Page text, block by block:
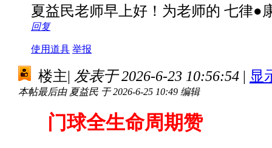
夏益民老师早上好！为老师的 七律
回复
使用道具 举报
楼主| 发表于 2026-6-23 10:56:54 | 显
本帖最后由 夏益民 于 2026-6-25 10:49 编辑
门球全生命周期赞